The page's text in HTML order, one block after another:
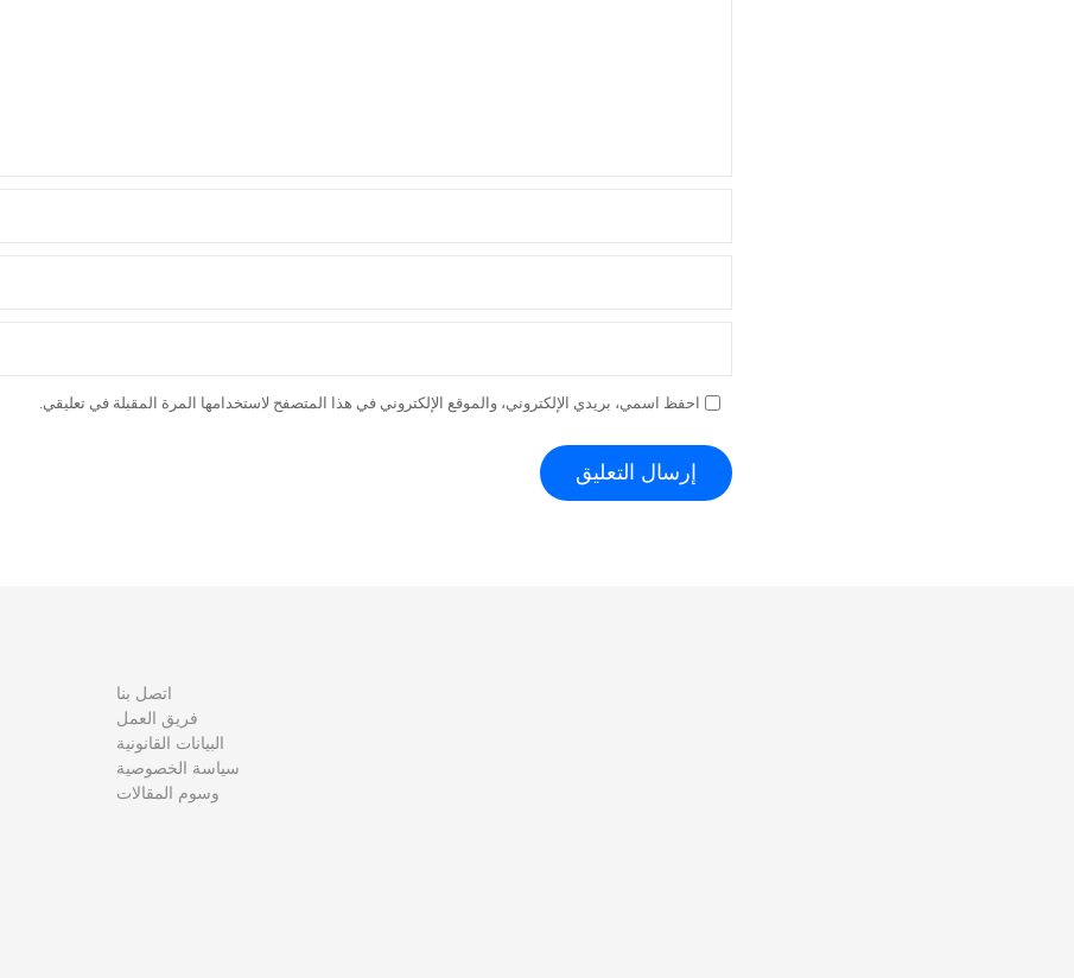
احفظ اسمي، بريدي الإلكتروني، والموقع الإلكتروني في هذا المتصفح لاستخدامها المرة المقبلة في تعليقي.
اتصل بنا
فريق العمل
البيانات القانونية
سياسة الخصوصية
وسوم المقالات